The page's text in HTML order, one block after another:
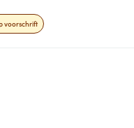
voorschrift